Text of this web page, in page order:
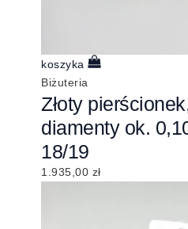
koszyka
Biżuteria
Złoty
diamenty ok.
18/19
1.935,00 zł